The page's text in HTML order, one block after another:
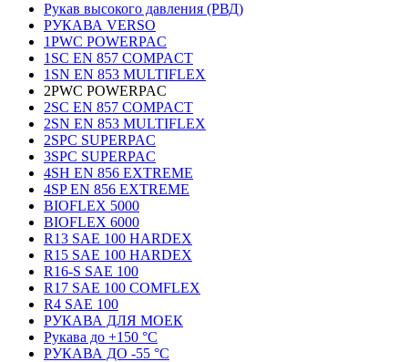
Рукав высокого давления (РВД)
РУКАВА VERSO
1PWC POWERPAC
1SC EN 857 COMPACT
1SN EN 853 MULTIFLEX
2PWC POWERPAC
2SC EN 857 COMPACT
2SN EN 853 MULTIFLEX
2SPC SUPERPAC
3SPC SUPERPAC
4SH EN 856 EXTREME
4SP EN 856 EXTREME
BIOFLEX 5000
BIOFLEX 6000
R13 SAE 100 HARDEX
R15 SAE 100 HARDEX
R16-S SAE 100
R17 SAE 100 COMFLEX
R4 SAE 100
РУКАВА ДЛЯ МОЕК
Рукава до +150 °С
РУКАВА ДО -55 °С